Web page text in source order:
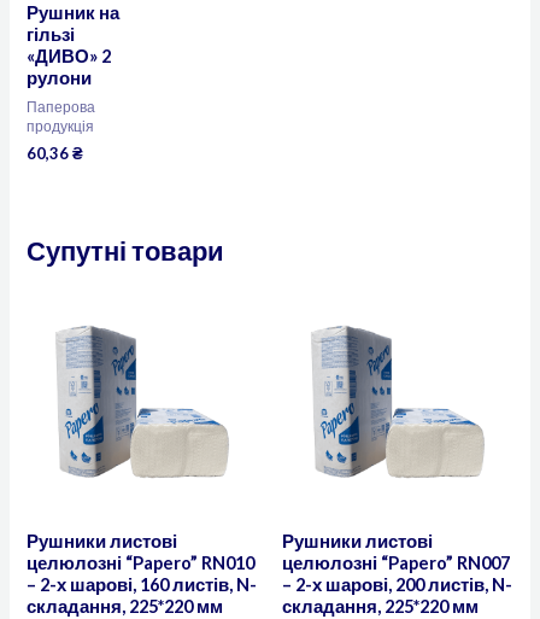
Рушник на
гільзі
«ДИВО» 2
рулони
Паперова
продукція
60,36₴
Супутні товари
Рушники листові
целюлозні “Papero” RN010
– 2-х шарові, 160 листів, N-
складання, 225*220 мм
Рушники листові
целюлозні “Papero” RN007
– 2-х шарові, 200 листів, N-
складання, 225*220 мм